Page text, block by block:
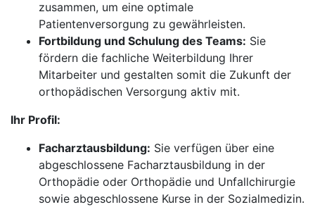
zusammen, um eine optimale
Patientenversorgung zu gewährleisten.
Fortbildung und Schulung des Teams: Sie
fördern die fachliche Weiterbildung Ihrer
Mitarbeiter und gestalten somit die Zukunft der
orthopädischen Versorgung aktiv mit.
Ihr Profil:
Facharztausbildung: Sie verfügen über eine
abgeschlossene Facharztausbildung in der
Orthopädie oder Orthopädie und Unfallchirurgie
sowie abgeschlossene Kurse in der Sozialmedizin.